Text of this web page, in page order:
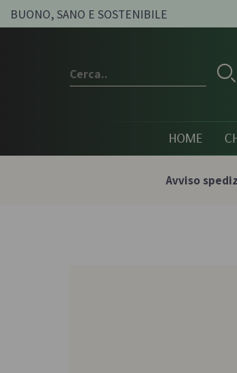
BUONO, SANO E SOSTENIBILE
HOME
Avviso